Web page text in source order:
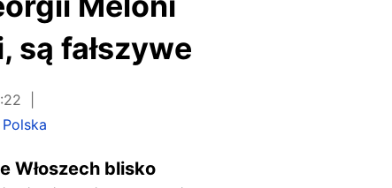
są fałszywe
Polska
Włoszech blisko